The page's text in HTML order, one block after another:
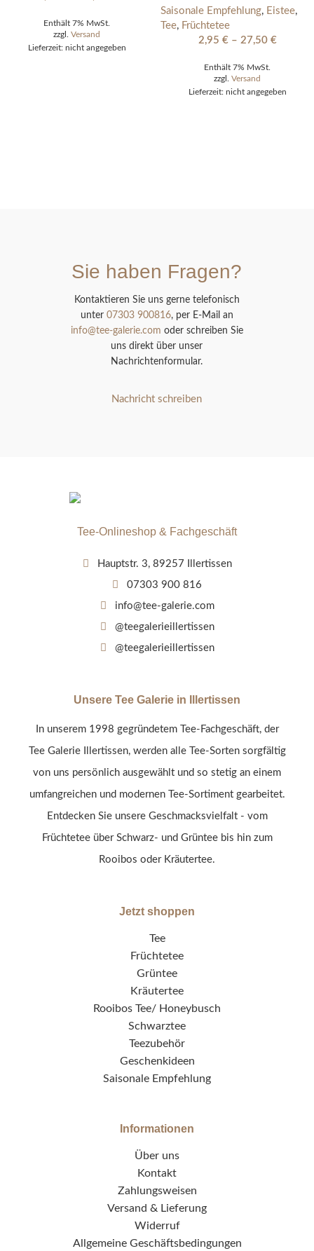
Enthält 7% MwSt.
zzgl. Versand
Lieferzeit: nicht angegeben
Saisonale Empfehlung, Eistee,
Tee, Früchtetee
2,95 € – 27,50 €
Enthält 7% MwSt.
zzgl. Versand
Lieferzeit: nicht angegeben
Sie haben Fragen?
Kontaktieren Sie uns gerne telefonisch
unter 07303 900816, per E-Mail an
info@tee-galerie.com oder schreiben Sie
uns direkt über unser
Nachrichtenformular.
Nachricht schreiben
Tee-Onlineshop & Fachgeschäft
Hauptstr. 3, 89257 Illertissen
07303 900 816
info@tee-galerie.com
@teegalerieillertissen
@teegalerieillertissen
Unsere Tee Galerie in Illertissen
In unserem 1998 gegründetem Tee-Fachgeschäft, der
Tee Galerie Illertissen, werden alle Tee-Sorten sorgfältig
von uns persönlich ausgewählt und so stetig an einem
umfangreichen und modernen Tee-Sortiment gearbeitet.
Entdecken Sie unsere Geschmacksvielfalt - vom
Früchtetee über Schwarz- und Grüntee bis hin zum
Rooibos oder Kräutertee.
Jetzt shoppen
Tee
Früchtetee
Grüntee
Kräutertee
Rooibos Tee/ Honeybusch
Schwarztee
Teezubehör
Geschenkideen
Saisonale Empfehlung
Informationen
Über uns
Kontakt
Zahlungsweisen
Versand & Lieferung
Widerruf
Allgemeine Geschäftsbedingungen